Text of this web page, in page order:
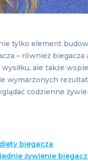
tylko element
– również
ale także
wymarzonych
codzienne
biegacza
żywienie